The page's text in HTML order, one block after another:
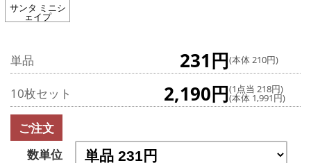
サンタ ミニシ
ェイプ
単品 231円(本体 210円)
10枚セット 2,190円(1点当 218円)
(本体 1,991円)
ご注文
数単位